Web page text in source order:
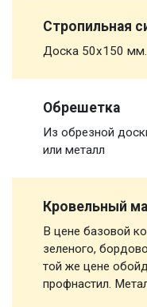
Стропильная
Доска 50х150 мм.
Обрешетка
Из обрезной
или металл
Кровельный
В цене базовой
зеленого,
той же цене
профнастил.